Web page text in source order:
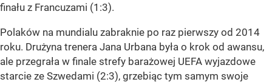
finału z Francuzami (1:3).
Polaków na mundialu zabraknie po raz pierwszy od 2014
roku. Drużyna trenera Jana Urbana była o krok od awansu,
ale przegrała w finale strefy barażowej UEFA wyjazdowe
starcie ze Szwedami (2:3), grzebiąc tym samym swoje